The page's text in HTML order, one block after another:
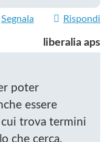
Segnala Rispondi
liberalia aps
poter
essere
trova termini
che cerca.